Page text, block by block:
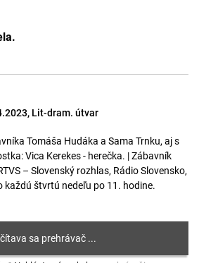
Lit-dram. útvar
Tomáša Hudáka a Sama Trnku, aj s
Vica Kerekes - herečka. | Zábavník
– Slovenský rozhlas, Rádio Slovensko,
každú štvrtú nedeľu po 11. hodine.